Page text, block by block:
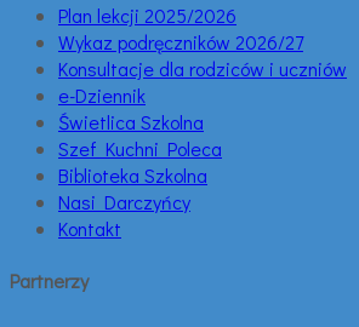
Plan lekcji 2025/2026
Wykaz podręczników 2026/27
Konsultacje dla rodziców i uczniów
e-Dziennik
Świetlica Szkolna
Szef Kuchni Poleca
Biblioteka Szkolna
Nasi Darczyńcy
Kontakt
Partnerzy